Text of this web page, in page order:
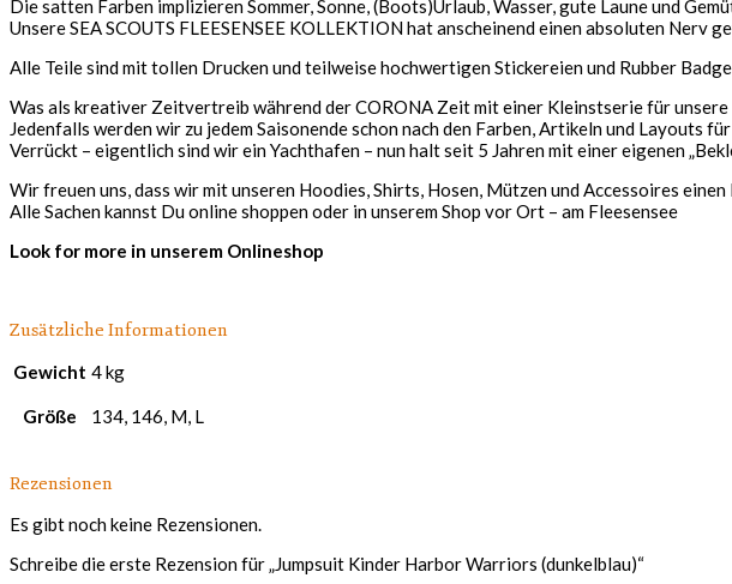
Die satten Farben implizieren Sommer, Sonne, (Boots)Urlaub, Wasser, gute Laune und
Unsere SEA SCOUTS FLEESENSEE KOLLEKTION hat anscheinend einen absoluten Nerv
Alle Teile sind mit tollen Drucken und teilweise hochwertigen Stickereien und Rubber
Was als kreativer Zeitvertreib während der CORONA Zeit mit einer Kleinstserie für
Jedenfalls werden wir zu jedem Saisonende schon nach den Farben, Artikeln und Layouts
Verrückt – eigentlich sind wir ein Yachthafen – nun halt seit 5 Jahren mit einer eigenen
Wir freuen uns, dass wir mit unseren Hoodies, Shirts, Hosen, Mützen und Accessoires
Alle Sachen kannst Du online shoppen oder in unserem Shop vor Ort – am Fleesensee
Look for more in unserem Onlineshop
Zusätzliche Informationen
Gewicht 4 kg
Größe 134, 146, M, L
Rezensionen
Es gibt noch keine Rezensionen.
Schreibe die erste Rezension für „Jumpsuit Kinder Harbor Warriors (dunkelblau)“